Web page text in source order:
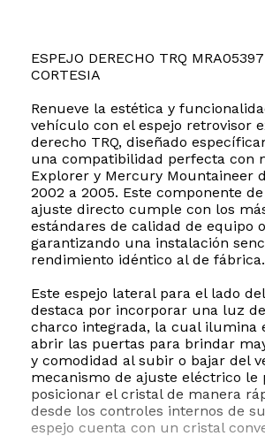
ESPEJO DERECHO TRQ
CORTESIA
Renueve la estética y
vehículo con el espejo retrovisor
derecho TRQ, diseñado
una compatibilidad perfecta con
Explorer y Mercury Mountaineer
2002 a 2005. Este componente
ajuste directo cumple con los
estándares de calidad de equipo
garantizando una instalación
rendimiento idéntico al de fábrica.
Este espejo lateral para el lado
destaca por incorporar una luz
charco integrada, la cual ilumina
abrir las puertas para brindar
y comodidad al subir o bajar del
mecanismo de ajuste eléctrico le
posicionar el cristal de manera
desde los controles internos de
espejo cuenta con un cristal